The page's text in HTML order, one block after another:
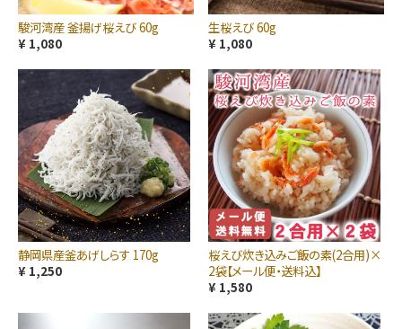
駿河湾産 釜揚げ桜えび 60g
¥ 1,080
生桜えび 60g
¥ 1,080
静岡県産釜あげしらす 170g
¥ 1,250
桜えび炊き込みご飯の素(2合用)×
2袋【メール便・送料込】
¥ 1,580